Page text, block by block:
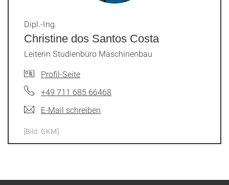
Christine dos Santos Costa
Dipl.-Ing.
Leiterin Studienbüro Maschinenbau
Profil-Seite
+49 711 685 66468
E-Mail schreiben
[Bild: GKM]